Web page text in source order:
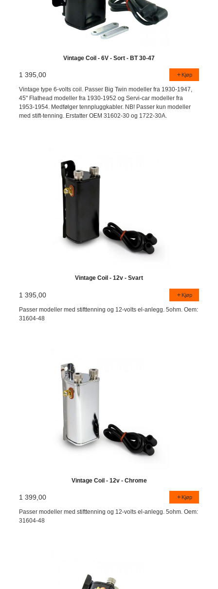
Vintage Coil - 6V - Sort - BT 30-47
1 395,00 Kjøp
Vintage type 6-volts coil. Passer Big Twin modeller fra 1930-1947,
45" Flathead modeller fra 1930-1952 og Servi-car modeller fra
1953-1954. Medfølger tennpluggkabler. NB! Passer kun modeller
med stift-tenning. Erstatter OEM 31602-30 og 1722-30A.
Vintage Coil - 12v - Svart
1 395,00 Kjøp
Passer modeller med stifttenning og 12-volts el-anlegg. 5ohm. Oem:
31604-48
Vintage Coil - 12v - Chrome
1 399,00 Kjøp
Passer modeller med stifttenning og 12-volts el-anlegg. 5ohm. Oem:
31604-48